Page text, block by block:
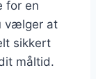
for en
vælger at
sikkert
måltid.